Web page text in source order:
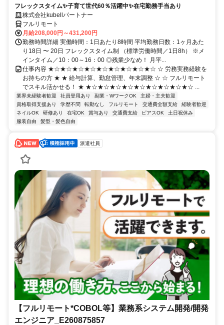
フレックスタイム✨子育て世代60％活躍中✨在宅勤務手当あり
株式会社kubellパートナー
フルリモート
月給208,000円～431,200円
勤務時間詳細 実働時間：1日あたり8時間 平均勤務日数：1ヶ月あた
り18日 〜 20日 フレックスタイム制 （標準労働時間／1日8h） ※メ
インタイム／10：00～16：00 ◎残業少なめ！ 月平...
仕事内容 ★☆★☆★☆★☆★☆★☆★☆★☆★☆ ☆ 労務実務経験を
お持ちの方 ★ ★ 給与計算、勤怠管理、年末調整 ☆ ☆ フルリモート
でスキル活かせる！ ★ ★☆★☆★☆★☆★☆★☆★☆★☆★☆ ...
業界未経験者歓迎 社員登用あり 副業・WワークOK
主婦・主夫歓迎
資格取得支援あり
学歴不問 転勤なし フルリモート 交通費全額支給
経験者歓迎
ネイルOK
研修あり 在宅OK 賞与あり 交通費支給 ピアスOK
土日祝休み
服装自由
髪型・髪色自由
派遣社員
【フルリモート*COBOL等】業務系システム開発/開発
エンジニア_E260875857